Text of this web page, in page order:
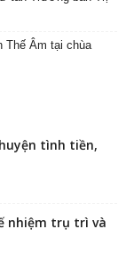
Thế Âm tại chùa
tình tiền,
nhiệm trụ trì và